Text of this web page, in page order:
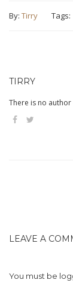
By: Tirry Tags:
TIRRY
There is no
LEAVE A
You must be